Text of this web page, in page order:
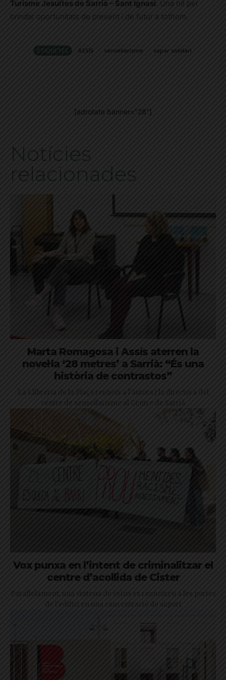
Turisme Jesuïtes de Sarrià – Sant Ignasi. Una nit per
brindar oportunitats de present i de futur a tothom.
ETIQUETES ASSÍS sensellarisme sopar solidari
[adrotate banner="28"]
Notícies
relacionades
Marta Romagosa i Assís aterren la
novel·la ‘28 metres’ a Sarrià: “És una
història de contrastos”
La Llibreria de la Plaça reuneix a l'autora i la directora del
centre de sensellarisme al Centre de Sarrià
Vox punxa en l’intent de criminalitzar el
centre d’acollida de Cister
Paral·lelament, una vintena de veïns es reuneixen a les portes
de l'edifici en una concentració de suport